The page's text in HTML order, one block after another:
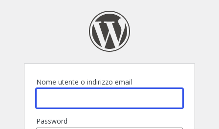
Nome utente o indirizzo email
Password